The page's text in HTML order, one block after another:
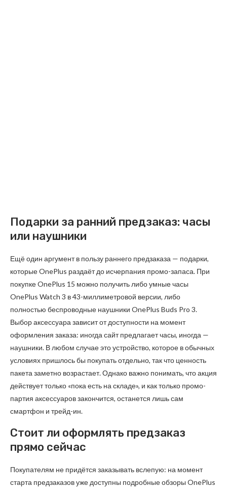
Подарки за ранний предзаказ: часы
или наушники
Ещё один аргумент в пользу раннего предзаказа — подарки,
которые OnePlus раздаёт до исчерпания промо-запаса. При
покупке OnePlus 15 можно получить либо умные часы
OnePlus Watch 3 в 43-миллиметровой версии, либо
полностью беспроводные наушники OnePlus Buds Pro 3.
Выбор аксессуара зависит от доступности на момент
оформления заказа: иногда сайт предлагает часы, иногда —
наушники. В любом случае это устройство, которое в обычных
условиях пришлось бы покупать отдельно, так что ценность
пакета заметно возрастает. Однако важно понимать, что акция
действует только «пока есть на складе», и как только промо-
партия аксессуаров закончится, останется лишь сам
смартфон и трейд-ин.
Стоит ли оформлять предзаказ
прямо сейчас
Покупателям не придётся заказывать вслепую: на момент
старта предзаказов уже доступны подробные обзоры OnePlus